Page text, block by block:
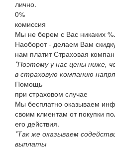
лично.
0%
комиссия
Мы не берем с Вас никаких %.
Наоборот - делаем Вам
нам платит Страховая
*Поэтому у нас цены ниже,
в страховую компанию
Помощь
при страховом случае
Мы бесплатно оказываем
своим клиентам от покупки
его действия.
*Так же оказываем
выплаты